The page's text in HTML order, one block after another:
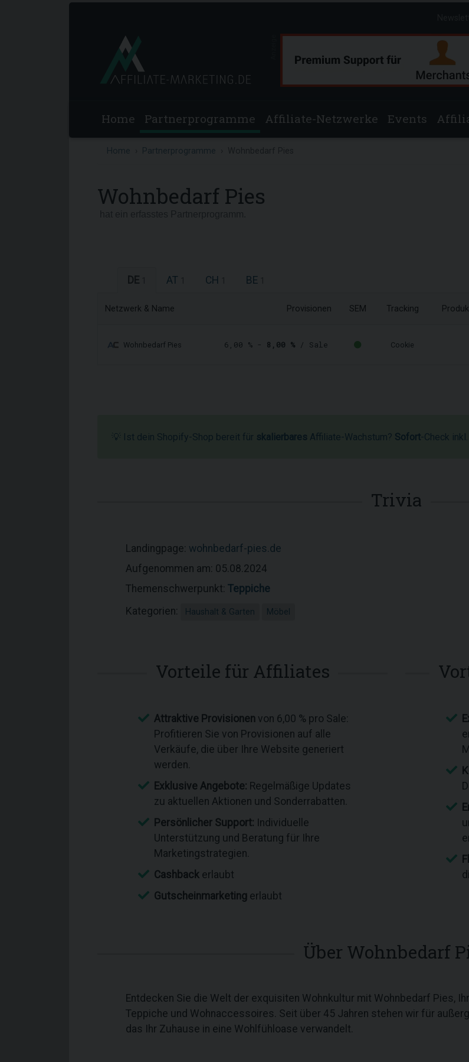
Home Partnerprogramme Affiliate-Netzwerke Events
Home Partnerprogramme
Wohnbedarf Pies
DE AT CH BE
Netzwerk & Name Provisionen SEM Tracking
Wohnbedarf Pies 6,00 % - 8,00 % / Sale Cookie
💡 Ist dein Shopify-Shop bereit für skalierbares Affiliate-Wachstum? Sofort-Check
Trivia
Landingpage: wohnbedarf-pies.de
Aufgenommen am: 05.08.2024
Themenschwerpunkt: Teppiche
Kategorien:
Haushalt & Garten Möbel
Vorteile für Affiliates
Attraktive Provisionen von 6,00 % pro Sale:
Profitieren Sie von Provisionen auf alle
Verkäufe, die über Ihre Website generiert
werden.
Exklusive Angebote: Regelmäßige Updates
zu aktuellen Aktionen und Sonderrabatten.
Persönlicher Support: Individuelle
Unterstützung und Beratung für Ihre
Marketingstrategien.
Cashback erlaubt
Gutscheinmarketing erlaubt
Über Wohnbedarf
Entdecken Sie die Welt der exquisiten Wohnkultur mit Wohnbedarf Pies,
Teppiche und Wohnaccessoires. Seit über 45 Jahren stehen wir für
das Ihr Zuhause in eine Wohlfühloase verwandelt.